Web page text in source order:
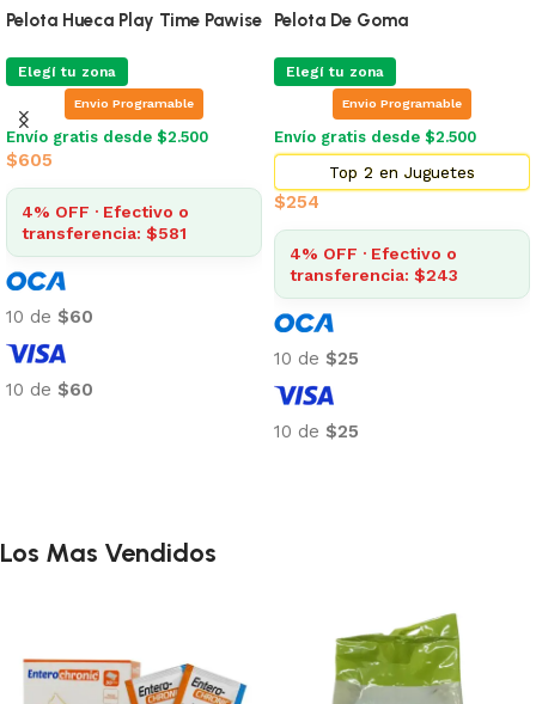
Pelota Hueca Play Time Pawise
Elegí tu zona
Envio Programable
Envío gratis desde $2.500
$605
4% OFF · Efectivo o
transferencia: $581
10 de $60
10 de $60
Pelota De Goma
Elegí tu zona
Envio Programable
Envío gratis desde $2.500
Top 2 en Juguetes
$254
4% OFF · Efectivo o
transferencia: $243
10 de $25
10 de $25
Los Mas Vendidos